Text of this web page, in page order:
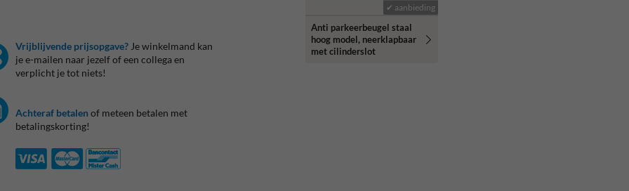
Vrijblijvende prijsopgave? Je winkelmand kan
je e-mailen naar jezelf of een collega en
verplicht je tot niets!
Achteraf betalen of meteen betalen met
betalingskorting!
✔ aanbieding
Anti parkeerbeugel staal
hoog model, neerklapbaar
met cilinderslot